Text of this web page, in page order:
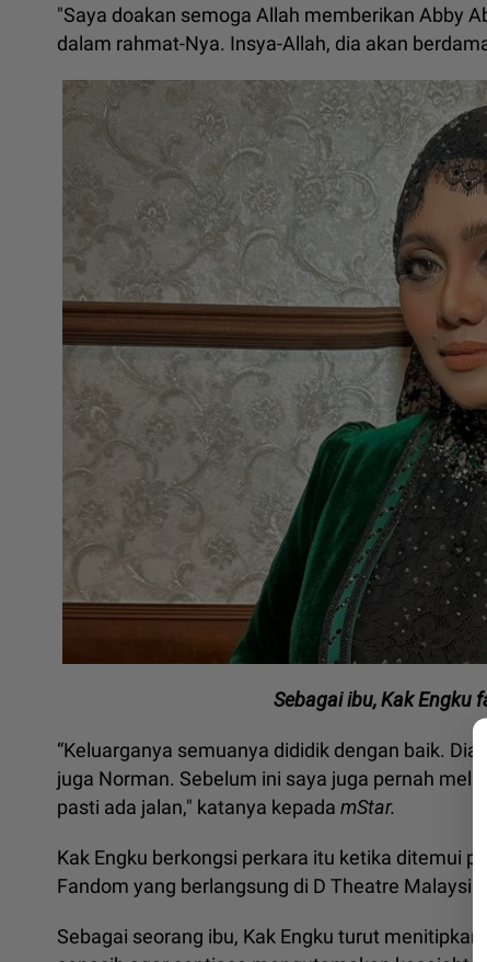
"Saya doakan semoga Allah memberikan Abby
dalam rahmat-Nya. Insya-Allah, dia akan
Sebagai ibu, Kak Engku
“Keluarganya semuanya dididik dengan baik.
juga Norman. Sebelum ini saya juga pernah
pasti ada jalan," katanya kepada mStar.
Kak Engku berkongsi perkara itu ketika ditemui
Fandom yang berlangsung di D Theatre
Sebagai seorang ibu, Kak Engku turut